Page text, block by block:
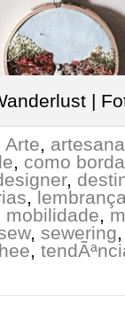
|
Arte,
, como
,
,
mobilidade,
, sewering
,